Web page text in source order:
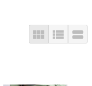
  